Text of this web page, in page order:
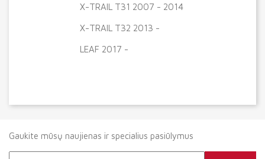
X-TRAIL T31 2007 - 2014
X-TRAIL T32 2013 -
LEAF 2017 -
Gaukite mūsų naujienas ir specialius pasiūlymus